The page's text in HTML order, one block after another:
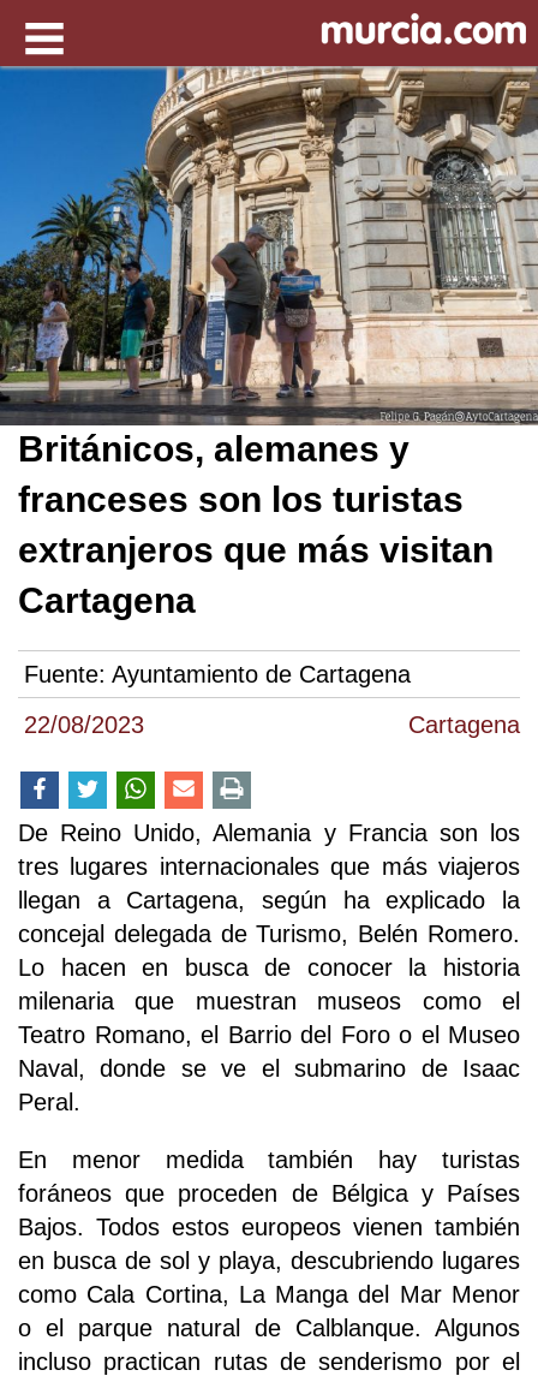
22/08/2023 Cartagena
Británicos, alemanes y
franceses son los turistas
extranjeros que más visitan
Cartagena
Fuente: Ayuntamiento de Cartagena
De Reino Unido, Alemania y Francia son los
tres lugares internacionales que más viajeros
llegan a Cartagena, según ha explicado la
concejal delegada de Turismo, Belén Romero.
Lo hacen en busca de conocer la historia
milenaria que muestran museos como el
Teatro Romano, el Barrio del Foro o el Museo
Naval, donde se ve el submarino de Isaac
Peral.
En menor medida también hay turistas
foráneos que proceden de Bélgica y Países
Bajos. Todos estos europeos vienen también
en busca de sol y playa, descubriendo lugares
como Cala Cortina, La Manga del Mar Menor
o el parque natural de Calblanque. Algunos
incluso practican rutas de senderismo por el